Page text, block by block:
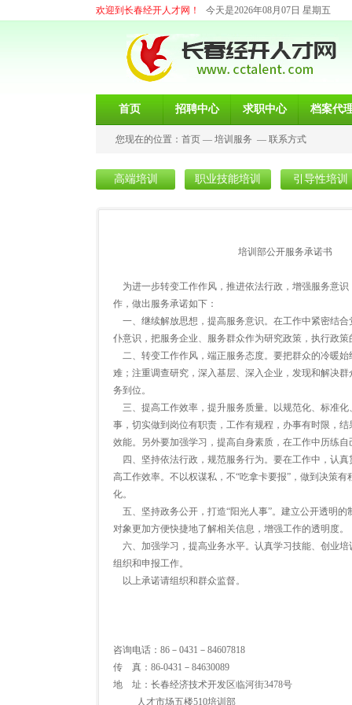
欢迎到长春经开人才网！ 今天是2026年08月07日 星期五
首页 招聘中心 求职中心 档案代
您现在的位置： 首页 — 培训服务 — 联系方式
高端培训 职业技能培训 引导性培训
培训部公开服务承诺书
为进一步转变工作作风，推进依法行政，增强服务意
作，做出服务承诺如下：
一、继续解放思想，提高服务意识。在工作中紧密结
仆意识，把服务企业、服务群众作为研究政策，执行政
二、转变工作作风，端正服务态度。要把群众的冷暖
难；注重调查研究，深入基层、深入企业，发现和解决
务到位。
三、提高工作效率，提升服务质量。以规范化、标准
事，切实做到岗位有职责，工作有规程，办事有时限，
效能。另外要加强学习，提高自身素质，在工作中历练
四、坚持依法行政，规范服务行为。要在工作中，认
高工作效率。不以权谋私，不“吃拿卡要报”，做到决策
化。
五、坚持政务公开，打造“阳光人事”。建立公开透明
对象更加方便快捷地了解相关信息，增强工作的透明度。
六、加强学习，提高业务水平。认真学习技能、创业
组织和申报工作。
以上承诺请组织和群众监督。
咨询电话：86－0431－84607818
传 真：86-0431－84630089
地 址：长春经济技术开发区临河街3478号
人才市场五楼510培训部